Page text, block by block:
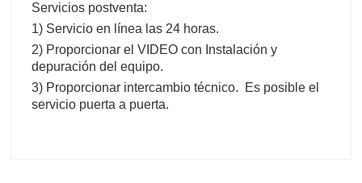
Servicios postventa:
1) Servicio en línea las 24 horas.
2) Proporcionar el VIDEO con Instalación y
depuración del equipo.
3) Proporcionar intercambio técnico.
Es posible el
servicio puerta a puerta.